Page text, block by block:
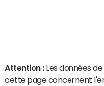
Attention : Les données
cette page concernent